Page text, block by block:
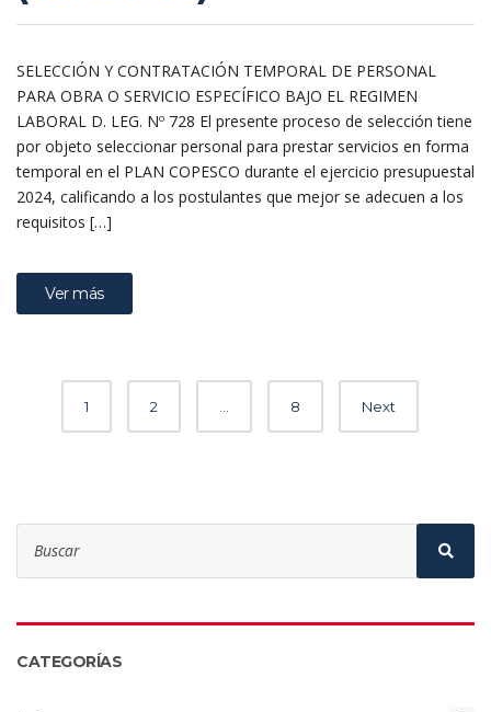
SELECCIÓN Y CONTRATACIÓN TEMPORAL DE PERSONAL
PARA OBRA O SERVICIO ESPECÍFICO BAJO EL REGIMEN
LABORAL D. LEG. Nº 728 El presente proceso de selección tiene
por objeto seleccionar personal para prestar servicios en forma
temporal en el PLAN COPESCO durante el ejercicio presupuestal
2024, calificando a los postulantes que mejor se adecuen a los
requisitos […]
Ver más
n
a
v
1 2 8 Next
S
h
o
c
CATEGORÍAS